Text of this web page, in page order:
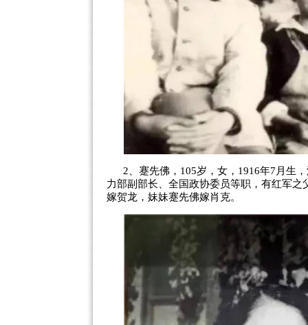
2、蹇先佛，105岁，女，1916年7月生
力部副部长、全国政协委员等职，有红军
嫁贺龙，妹妹蹇先佛嫁肖克。